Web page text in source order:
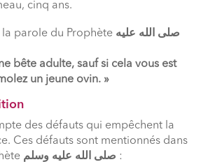
cinq ans.
parole du Prophète صلى الله عليه
bête adulte, sauf si cela vous est
un jeune ovin. »
des défauts qui empêchent la
Ces défauts sont mentionnés dans
صلى الله عليه وسلم :